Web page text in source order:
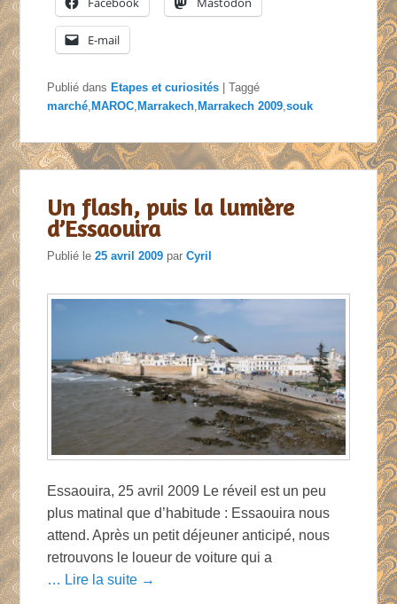
E-mail
Publié dans Etapes et curiosités |Taggé
marché, MAROC, Marrakech, Marrakech 2009,souk
Un flash, puis la lumière
d’Essaouira
Publié le25 avril 2009 parCyril
Essaouira, 25 avril 2009 Le réveil est un peu
plus matinal que d’habitude : Essaouira nous
attend. Après un petit déjeuner anticipé, nous
retrouvons le loueur de voiture qui a
… Lire la suite →